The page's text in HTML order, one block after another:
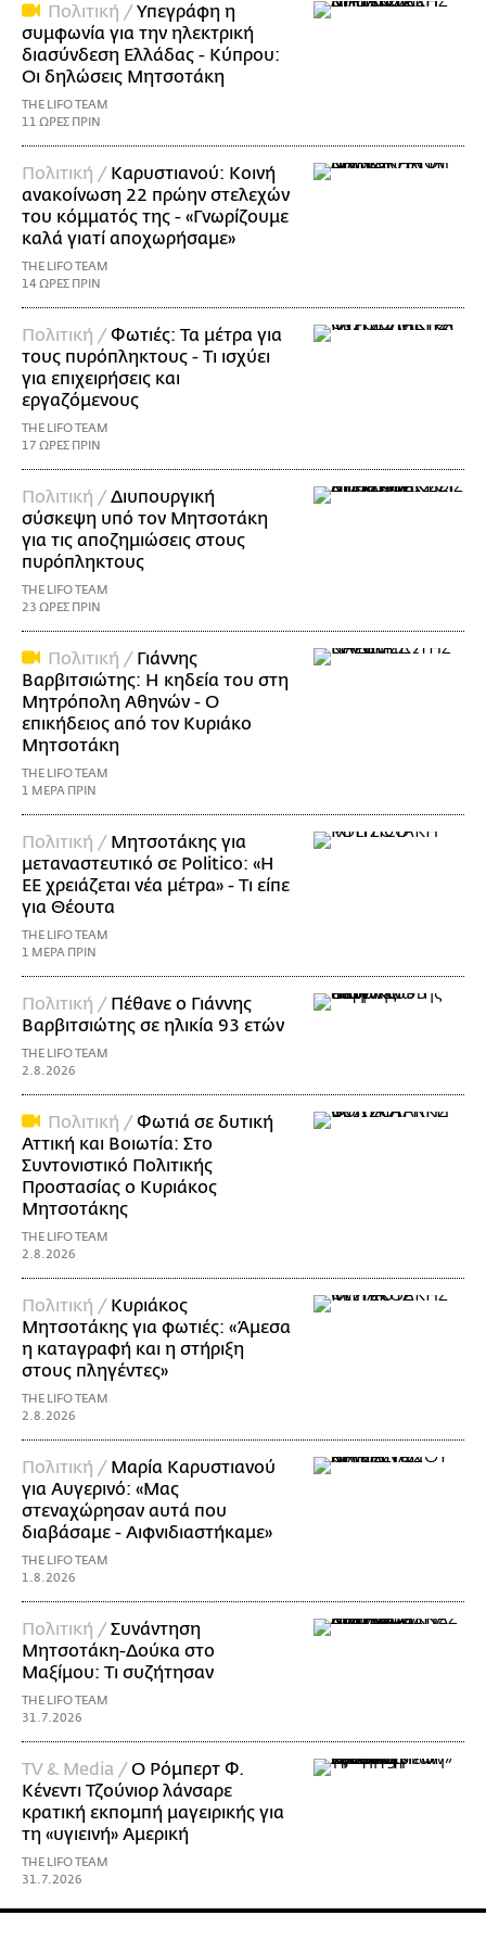
Πολιτική /Υπεγράφη η
συμφωνία για την ηλεκτρική
διασύνδεση Ελλάδας - Κύπρου:
Οι δηλώσεις Μητσοτάκη
THE LIFO TEAM
11 ΩΡΕΣ ΠΡΙΝ
Πολιτική / Καρυστιανού: Κοινή
ανακοίνωση 22 πρώην στελεχών
του κόμματός της - «Γνωρίζουμε
καλά γιατί αποχωρήσαμε»
THE LIFO TEAM
14 ΩΡΕΣ ΠΡΙΝ
Πολιτική /Φωτιές: Τα μέτρα για
τους πυρόπληκτους - Τι ισχύει
για επιχειρήσεις και
εργαζόμενους
THE LIFO TEAM
17 ΩΡΕΣ ΠΡΙΝ
Πολιτική /Διυπουργική
σύσκεψη υπό τον Μητσοτάκη
για τις αποζημιώσεις στους
πυρόπληκτους
THE LIFO TEAM
23 ΩΡΕΣ ΠΡΙΝ
Πολιτική / Γιάννης
Βαρβιτσιώτης: Η κηδεία του στη
Μητρόπολη Αθηνών - Ο
επικήδειος από τον Κυριάκο
Μητσοτάκη
THE LIFO TEAM
1 ΜΕΡΑ ΠΡΙΝ
Πολιτική / Μητσοτάκης για
μεταναστευτικό σε Politico: «Η
ΕΕ χρειάζεται νέα μέτρα» - Τι είπε
για Θέουτα
THE LIFO TEAM
1 ΜΕΡΑ ΠΡΙΝ
Πολιτική / Πέθανε ο Γιάννης
Βαρβιτσιώτης σε ηλικία 93 ετών
THE LIFO TEAM
2.8.2026
Πολιτική /Φωτιά σε δυτική
Αττική και Βοιωτία: Στο
Συντονιστικό Πολιτικής
Προστασίας ο Κυριάκος
Μητσοτάκης
THE LIFO TEAM
2.8.2026
Πολιτική / Κυριάκος
Μητσοτάκης για φωτιές: «Άμεσα
η καταγραφή και η στήριξη
στους πληγέντες»
THE LIFO TEAM
2.8.2026
Πολιτική / Μαρία Καρυστιανού
για Αυγερινό: «Μας
στεναχώρησαν αυτά που
διαβάσαμε - Αιφνιδιαστήκαμε»
THE LIFO TEAM
1.8.2026
Πολιτική /Συνάντηση
Μητσοτάκη-Δούκα στο
Μαξίμου: Τι συζήτησαν
THE LIFO TEAM
31.7.2026
TV & Media /Ο Ρόμπερτ Φ.
Κένεντι Τζούνιορ λάνσαρε
κρατική εκπομπή μαγειρικής για
τη «υγιεινή» Αμερική
THE LIFO TEAM
31.7.2026